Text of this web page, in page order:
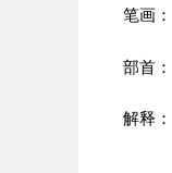
笔画：
部首：
解释：